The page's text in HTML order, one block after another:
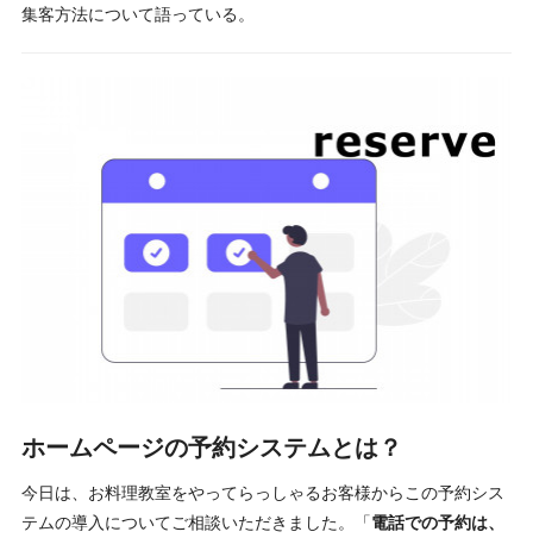
集客方法について語っている。
ホームページの予約システムとは？
今日は、お料理教室をやってらっしゃるお客様からこの予約シス
テムの導入についてご相談いただきました。「電話での予約は、